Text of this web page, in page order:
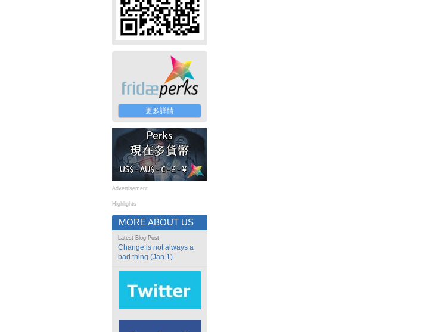
更多詳情
Advertisement
Highlights
MORE ABOUT US
Latest Blog Post
Change is not always a
bad thing (Jan 1)